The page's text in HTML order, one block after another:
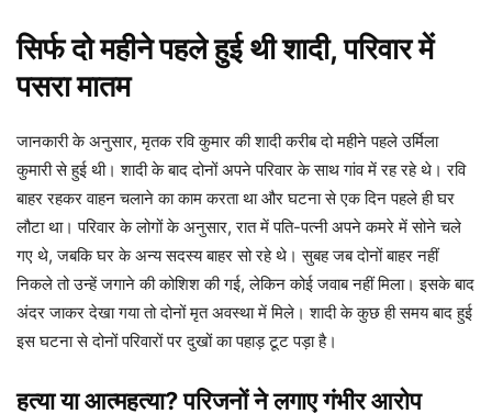
सिर्फ दो महीने पहले हुई थी शादी, परिवार में
पसरा मातम
जानकारी के अनुसार, मृतक रवि कुमार की शादी करीब दो महीने पहले उर्मिला
कुमारी से हुई थी। शादी के बाद दोनों अपने परिवार के साथ गांव में रह रहे थे। रवि
बाहर रहकर वाहन चलाने का काम करता था और घटना से एक दिन पहले ही घर
लौटा था। परिवार के लोगों के अनुसार, रात में पति-पत्नी अपने कमरे में सोने चले
गए थे, जबकि घर के अन्य सदस्य बाहर सो रहे थे। सुबह जब दोनों बाहर नहीं
निकले तो उन्हें जगाने की कोशिश की गई, लेकिन कोई जवाब नहीं मिला। इसके बाद
अंदर जाकर देखा गया तो दोनों मृत अवस्था में मिले। शादी के कुछ ही समय बाद हुई
इस घटना से दोनों परिवारों पर दुखों का पहाड़ टूट पड़ा है।
हत्या या आत्महत्या? परिजनों ने लगाए गंभीर आरोप